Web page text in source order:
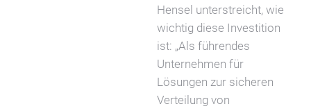
Hensel unterstreicht, wie
wichtig diese Investition
ist: „Als führendes
Unternehmen für
Lösungen zur sicheren
Verteilung von